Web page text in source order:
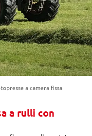
a camera fissa
a rulli con